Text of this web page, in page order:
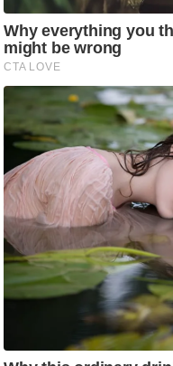
/
फै
श
न
घ
रे
लू
नु
स्खे
प
र्य
ट
ल